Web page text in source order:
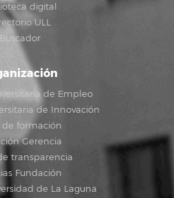
digital
ULL
Buscador
de Empleo
de Innovación
de formación
Gerencia
transparencia
Fundación
de La Laguna